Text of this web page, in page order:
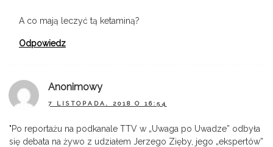
A co mają leczyć tą ketaminą?
Odpowiedz
Anonimowy
7 LISTOPADA, 2018 O 16:54
"Po reportażu na podkanale TTV w „Uwaga po Uwadze” odbyła
się debata na żywo z udziałem Jerzego Zięby, jego „ekspertów”